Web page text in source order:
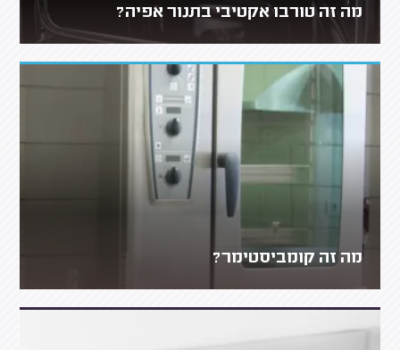
מה זה טורבו אקטיבי בתנור אפיה?
מה זה קומביסטימר?